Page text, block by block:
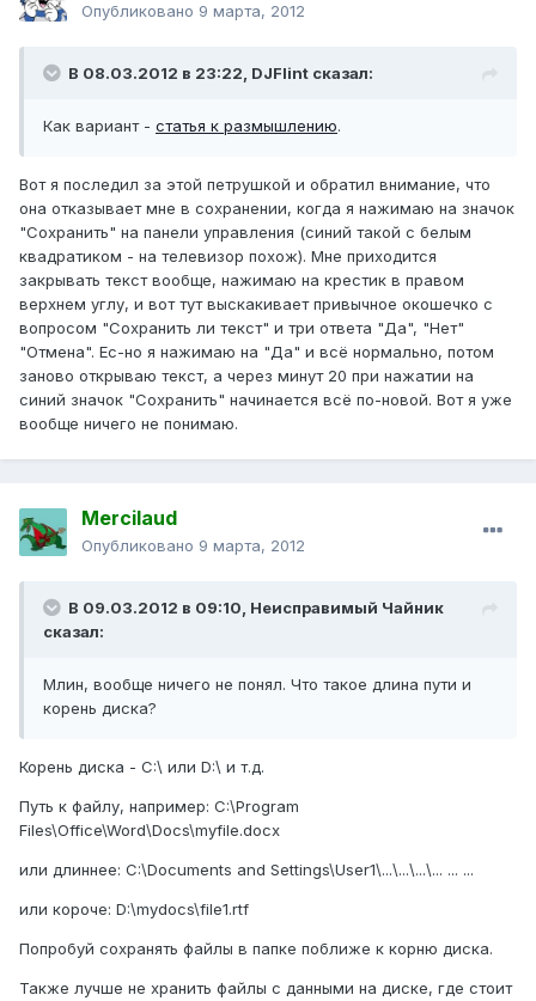
Опубликовано 9 марта, 2012
В 08.03.2012 в 23:22, DJFlint сказал:
Как вариант - статья к размышлению.
Вот я последил за этой петрушкой и обратил внимание, что
она отказывает мне в сохранении, когда я нажимаю на значок
"Сохранить" на панели управления (синий такой с белым
квадратиком - на телевизор похож). Мне приходится
закрывать текст вообще, нажимаю на крестик в правом
верхнем углу, и вот тут выскакивает привычное окошечко с
вопросом "Сохранить ли текст" и три ответа "Да", "Нет"
"Отмена". Ес-но я нажимаю на "Да" и всё нормально, потом
заново открываю текст, а через минут 20 при нажатии на
синий значок "Сохранить" начинается всё по-новой. Вот я уже
вообще ничего не понимаю.
Mercilaud
Опубликовано 9 марта, 2012
В 09.03.2012 в 09:10, Неисправимый Чайник
сказал:
Млин, вообще ничего не понял. Что такое длина пути и
корень диска?
Корень диска - C:\ или D:\ и т.д.
Путь к файлу, например: C:\Program
Files\Office\Word\Docs\myfile.docx
или длиннее: C:\Documents and Settings\User1\...\...\...\... ... ...
или короче: D:\mydocs\file1.rtf
Попробуй сохранять файлы в папке поближе к корню диска.
Также лучше не хранить файлы с данными на диске, где стоит